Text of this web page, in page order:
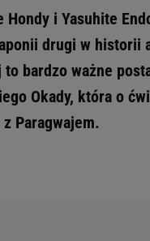
Hondy i Yasuhite
drugi w historii
to bardzo ważne
Okady, która o
Paragwajem.